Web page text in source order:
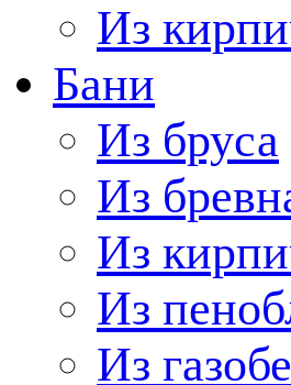
Из
Бани
Из бруса
Из
Из
Из
Из